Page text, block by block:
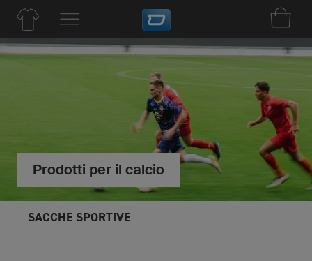
Prodotti per il calcio
SACCHE SPORTIVE